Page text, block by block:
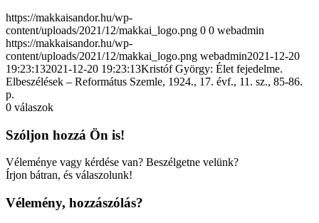
https://makkaisandor.hu/wp-
content/uploads/2021/12/makkai_logo.png 0 0 webadmin
https://makkaisandor.hu/wp-
content/uploads/2021/12/makkai_logo.png webadmin2021-12-20
19:23:132021-12-20 19:23:13Kristóf György: Élet fejedelme.
Elbeszélések – Református Szemle, 1924., 17. évf., 11. sz., 85-86.
p.
0 válaszok
Szóljon hozzá Ön is!
Véleménye vagy kérdése van? Beszélgetne velünk?
Írjon bátran, és válaszolunk!
Vélemény, hozzászólás?